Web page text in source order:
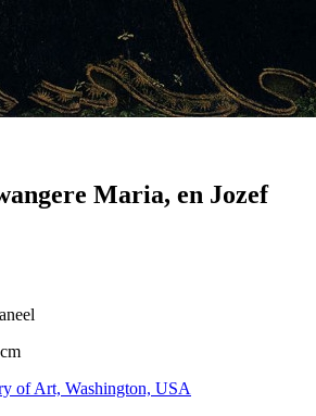
Maria, en Jozef
of Art, Washington, USA